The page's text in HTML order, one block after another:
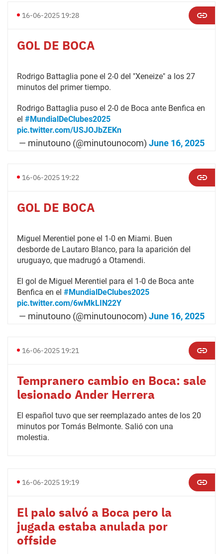
16-06-2025 19:28
GOL DE BOCA
Rodrigo Battaglia pone el 2-0 del "Xeneize" a los 27
minutos del primer tiempo.
Rodrigo Battaglia puso el 2-0 de Boca ante Benfica en
el #MundialDeClubes2025
pic.twitter.com/USJOJbZEKn
— minutouno (@minutounocom) June 16, 2025
16-06-2025 19:22
GOL DE BOCA
Miguel Merentiel pone el 1-0 en Miami. Buen
desborde de Lautaro Blanco, para la aparición del
uruguayo, que madrugó a Otamendi.
El gol de Miguel Merentiel para el 1-0 de Boca ante
Benfica en el #MundialDeClubes2025
pic.twitter.com/6wMkLIN22Y
— minutouno (@minutounocom) June 16, 2025
16-06-2025 19:21
Tempranero cambio en Boca: sale
lesionado Ander Herrera
El español tuvo que ser reemplazado antes de los 20
minutos por Tomás Belmonte. Salió con una
molestia.
16-06-2025 19:19
El palo salvó a Boca pero la
jugada estaba anulada por
offside